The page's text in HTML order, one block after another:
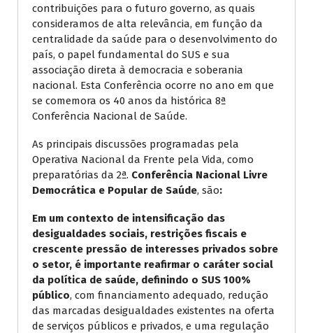
contribuições para o futuro governo, as quais
consideramos de alta relevância, em função da
centralidade da saúde para o desenvolvimento do
país, o papel fundamental do SUS e sua
associação direta à democracia e soberania
nacional. Esta Conferência ocorre no ano em que
se comemora os 40 anos da histórica 8ª
Conferência Nacional de Saúde.
As principais discussões programadas pela
Operativa Nacional da Frente pela Vida, como
preparatórias da 2ª. Conferência Nacional Livre
Democrática e Popular de Saúde, são:
Em um contexto de intensificação das
desigualdades sociais, restrições fiscais e
crescente pressão de interesses privados sobre
o setor, é importante reafirmar o caráter social
da política de saúde, definindo o SUS 100%
público, com financiamento adequado, redução
das marcadas desigualdades existentes na oferta
de serviços públicos e privados, e uma regulação